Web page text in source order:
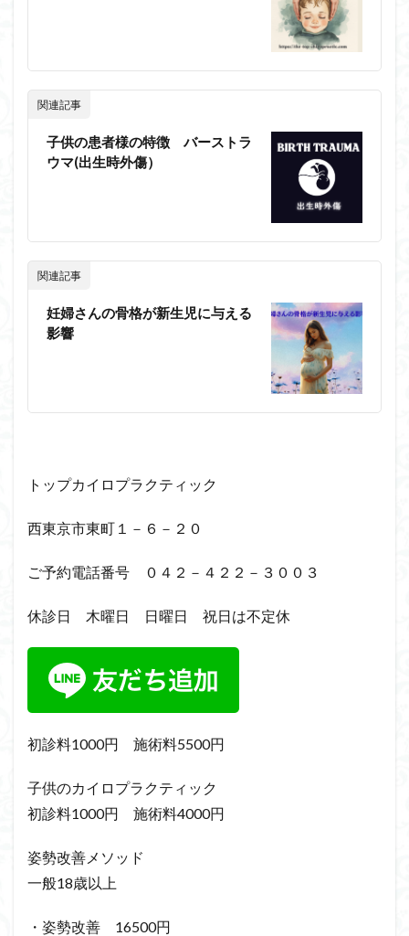
関連記事
子供の患者様の特徴 バーストラ
ウマ(出生時外傷）
関連記事
妊婦さんの骨格が新生児に与える
影響
トップカイロプラクティック
西東京市東町１－６－２０
ご予約電話番号 ０４２－４２２－３００３
休診日 木曜日 日曜日 祝日は不定休
初診料1000円 施術料5500円
子供のカイロプラクティック
初診料1000円 施術料4000円
姿勢改善メソッド
一般18歳以上
・姿勢改善 16500円